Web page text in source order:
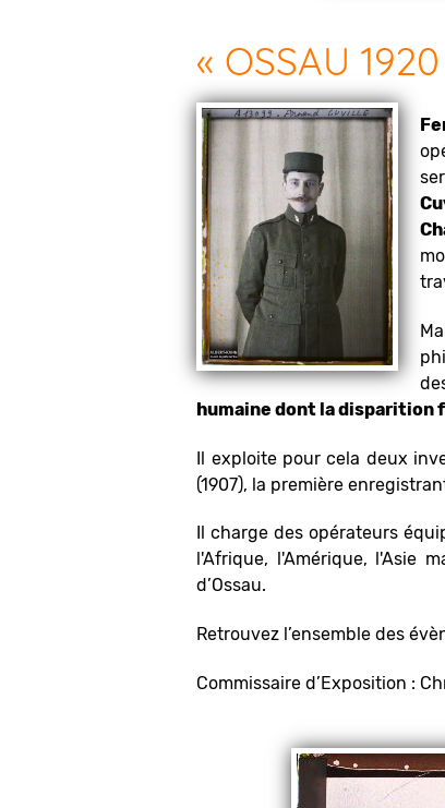
« OSSAU
humaine dont la disparition
Il exploite pour cela deux
(1907), la première
Il charge des opérateurs
l'Afrique, l'Amérique, l'Asie
d’Ossau.
Retrouvez l’ensemble des
Commissaire d’Exposition :